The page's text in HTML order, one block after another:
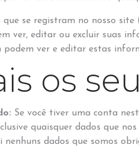
que se registram no nosso
ver, editar ou excluir suas
podem ver e editar estas
os
Se você tiver uma conta
quaisquer dados que
nenhuns dados que somos